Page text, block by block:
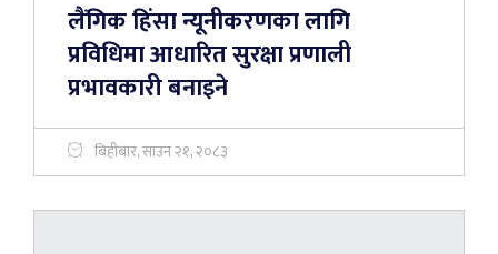
लैंगिक हिंसा न्यूनीकरणका लागि
प्रविधिमा आधारित सुरक्षा प्रणाली
प्रभावकारी बनाइने
बिहीबार, साउन २१, २०८३